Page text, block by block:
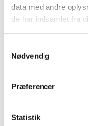
data med andre
de har indsamlet fra
Nødvendig
Præferencer
Statistik